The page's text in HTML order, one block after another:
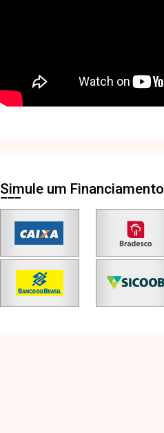
Simule um Financiamento